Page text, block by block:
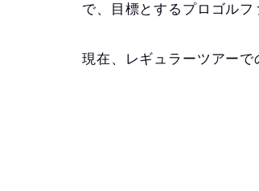
で、目標とするプロゴルフ
現在、レギュラーツアーで